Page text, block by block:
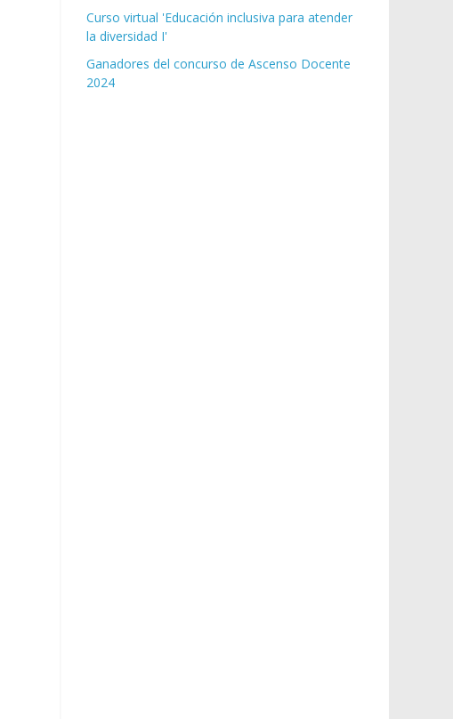
Curso virtual 'Educación inclusiva para atender
la diversidad I'
Ganadores del concurso de Ascenso Docente
2024